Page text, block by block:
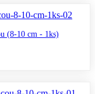
(8-10 cm - 1ks)